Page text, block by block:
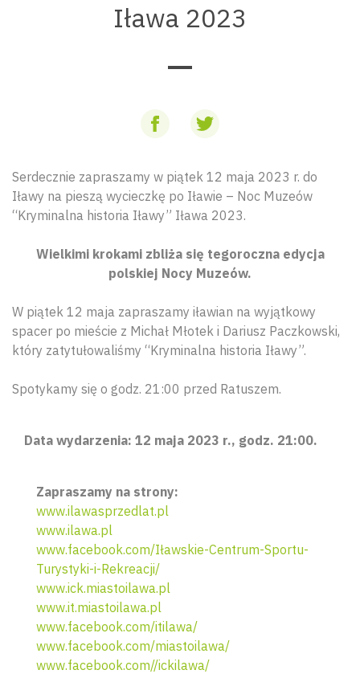
Iława 2023
Serdecznie zapraszamy w piątek 12 maja 2023 r. do
Iławy na pieszą wycieczkę po Iławie – Noc Muzeów
“Kryminalna historia Iławy” Iława 2023.
Wielkimi krokami zbliża się tegoroczna edycja
polskiej Nocy Muzeów.
W piątek 12 maja zapraszamy iławian na wyjątkowy
spacer po mieście z Michał Młotek i Dariusz Paczkowski,
który zatytułowaliśmy “Kryminalna historia Iławy”.
Spotykamy się o godz. 21:00 przed Ratuszem.
Data wydarzenia: 12 maja 2023 r., godz. 21:00.
Zapraszamy na strony:
www.ilawasprzedlat.pl
www.ilawa.pl
www.facebook.com/Iławskie-Centrum-Sportu-
Turystyki-i-Rekreacji/
www.ick.miastoilawa.pl
www.it.miastoilawa.pl
www.facebook.com/itilawa/
www.facebook.com/miastoilawa/
www.facebook.com//ickilawa/